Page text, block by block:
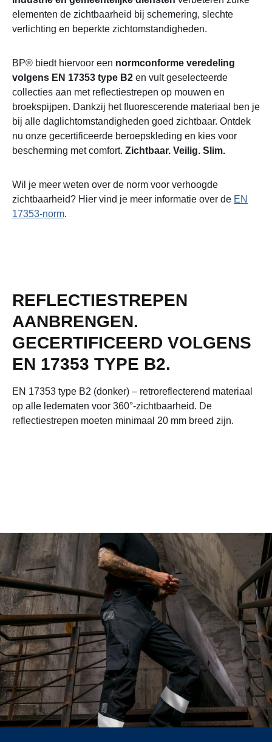
elementen de zichtbaarheid bij schemering, slechte
verlichting en beperkte zichtomstandigheden.
BP® biedt hiervoor een normconforme veredeling
volgens EN 17353 type B2 en vult geselecteerde
collecties aan met reflectiestrepen op mouwen en
broekspijpen. Dankzij het fluorescerende materiaal ben je
bij alle daglichtomstandigheden goed zichtbaar. Ontdek
nu onze gecertificeerde beroepskleding en kies voor
bescherming met comfort. Zichtbaar. Veilig. Slim.
Wil je meer weten over de norm voor verhoogde
zichtbaarheid? Hier vind je meer informatie over de EN
17353-norm.
REFLECTIESTREPEN
AANBRENGEN.
GECERTIFICEERD VOLGENS
EN 17353 TYPE B2.
EN 17353 type B2 (donker) – retroreflecterend materiaal
op alle ledematen voor 360°-zichtbaarheid. De
reflectiestrepen moeten minimaal 20 mm breed zijn.